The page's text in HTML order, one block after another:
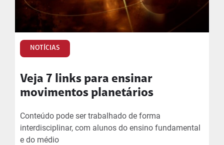
NOTÍCIAS
Veja 7 links para ensinar
movimentos planetários
Conteúdo pode ser trabalhado de forma
interdisciplinar, com alunos do ensino fundamental
e do médio